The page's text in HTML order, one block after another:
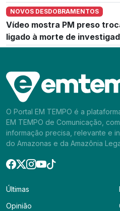
NOVOS DESDOBRAMENTOS
Vídeo mostra PM preso
ligado à morte de
O Portal EM TEMPO é a
EM TEMPO de Comunicação,
informação precisa, relevante e
do Amazonas e da Amazônia
Últimas
Opinião